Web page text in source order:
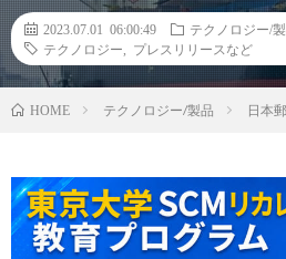
2023.07.01 06:00:49
テクノロジー/
テクノロジー
プレスリリースなど
HOME テクノロジー/製品 日本